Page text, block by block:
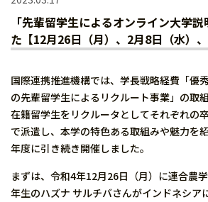
「先輩留学生によるオンライン大学
た【12月26日（月）、2月8日（水）
国際連携推進機構では、学長戦略経費「優
の先輩留学生によるリクルート事業」の取
在籍留学生をリクルータとしてそれぞれの
で派遣し、本学の特色ある取組みや魅力を
年度に引き続き開催しました。
まずは、令和4年12月26日（月）に連合農
年生のハズナ サルチバさんがインドネシア